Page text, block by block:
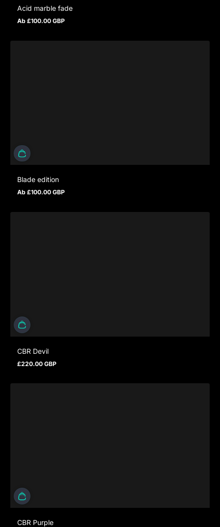
Acid marble fade
Regulärer Preis
Ab £100.00 GBP
Blade edition
Regulärer Preis
Ab £100.00 GBP
CBR Devil
Regulärer Preis
£220.00 GBP
CBR Purple